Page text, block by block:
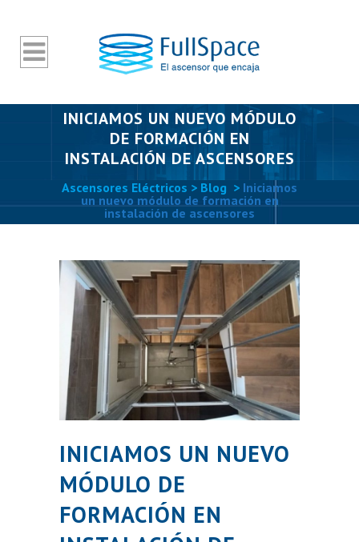
INICIAMOS UN NUEVO MÓDULO
DE FORMACIÓN EN
INSTALACIÓN DE ASCENSORES
Ascensores Eléctricos > Blog > Iniciamos
un nuevo módulo de formación en
instalación de ascensores
INICIAMOS UN NUEVO
MÓDULO DE
FORMACIÓN EN